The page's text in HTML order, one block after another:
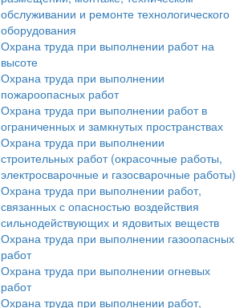
обслуживании и ремонте технологического
оборудования
Охрана труда при выполнении работ на
высоте
Охрана труда при выполнении
пожароопасных работ
Охрана труда при выполнении работ в
ограниченных и замкнутых пространствах
Охрана труда при выполнении
строительных работ (окрасочные работы,
электросварочные и газосварочные работы)
Охрана труда при выполнении работ,
связанных с опасностью воздействия
сильнодействующих и ядовитых веществ
Охрана труда при выполнении газоопасных
работ
Охрана труда при выполнении огневых
работ
Охрана труда при выполнении работ,